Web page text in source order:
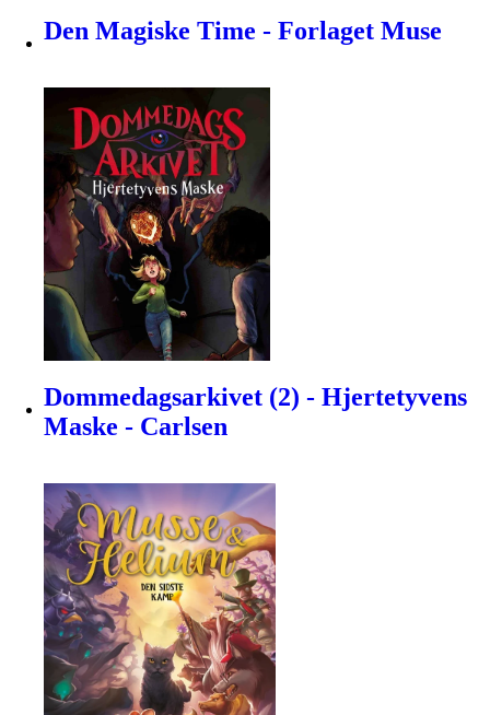
Den Magiske Time - Forlaget Muse
Dommedagsarkivet (2) - Hjertetyvens
Maske - Carlsen